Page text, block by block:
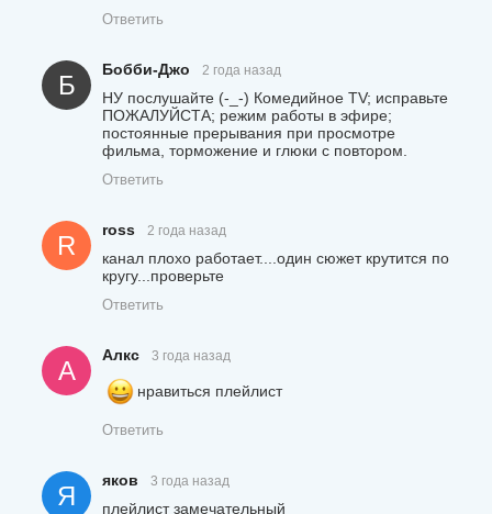
Ответить
Б
Бобби-Джо 2 года назад
НУ послушайте (-_-) Комедийное TV; исправьте
ПОЖАЛУЙСТА; режим работы в эфире;
постоянные прерывания при просмотре
фильма, торможение и глюки с повтором.
Ответить
R
ross 2 года назад
канал плохо работает....один сюжет крутится по
кругу...проверьте
Ответить
А
Алкс 3 года назад
нравиться плейлист
Ответить
Я
яков 3 года назад
плейлист замечательный